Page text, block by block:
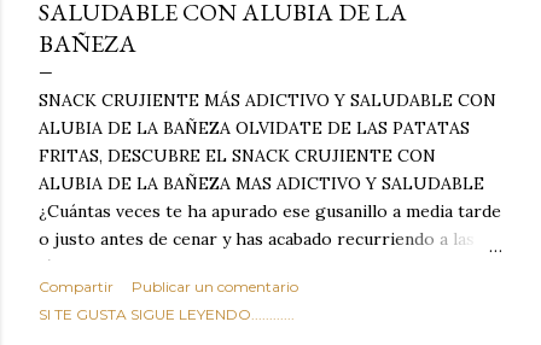
SALUDABLE CON ALUBIA DE LA
BAÑEZA
SNACK CRUJIENTE MÁS ADICTIVO Y SALUDABLE CON
ALUBIA DE LA BAÑEZA OLVIDATE DE LAS PATATAS
FRITAS, DESCUBRE EL SNACK CRUJIENTE CON
ALUBIA DE LA BAÑEZA MAS ADICTIVO Y SALUDABLE
¿Cuántas veces te ha apurado ese gusanillo a media tarde
o justo antes de cenar y has acabado recurriendo a las
típicas patatas de bolsa, frutos secos fritos o snacks
ultraprocesados llenos de grasas saturadas y sodio?
Todos hemos estado ahí. Sin embargo, cuidarse no tiene
Compartir
Publicar un comentario
SI TE GUSTA SIGUE LEYENDO............